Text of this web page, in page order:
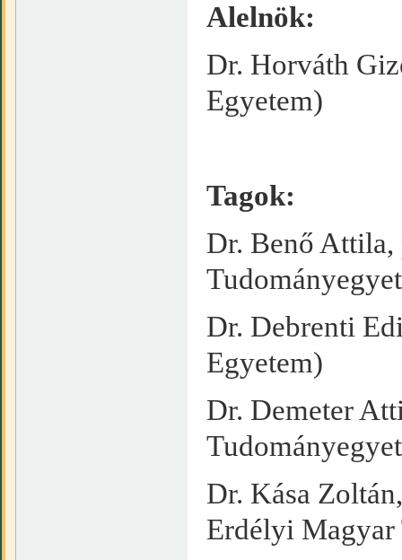
Alelnök:
Dr. Horváth
Egyetem)
Tagok:
Dr. Benő
Dr. Debrenti
Egyetem)
Dr. Demeter
Dr. Kása
Erdélyi Magyar